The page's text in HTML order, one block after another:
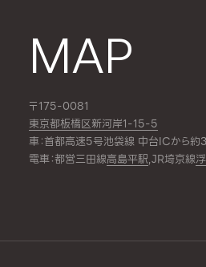
MAP
〒175-0081
東京都板橋区新河岸1-15-5
車：首都高速5号池袋線 中台ICから
電車：都営三田線高島平駅,JR埼京線